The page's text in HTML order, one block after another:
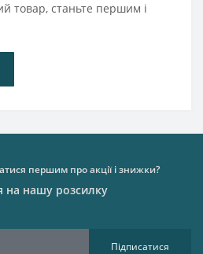
товар, станьте першим і
першим про акції і знижки?
на нашу розсилку
Підписатися